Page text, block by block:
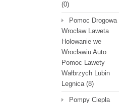
(0)
Pomoc Drogowa
Wrocław Laweta
Holowanie we
Wrocławiu Auto
Pomoc Lawety
Wałbrzych Lubin
Legnica(8)
Pompy Ciepła